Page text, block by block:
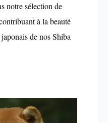
notre sélection de
à la beauté
de nos Shiba